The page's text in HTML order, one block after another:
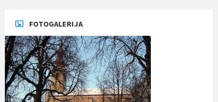
FOTOGALERIJA